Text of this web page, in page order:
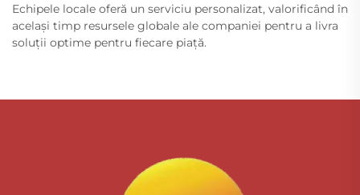
Echipele locale oferă un serviciu personalizat, valorificând în
același timp resursele globale ale companiei pentru a livra
soluții optime pentru fiecare piață.